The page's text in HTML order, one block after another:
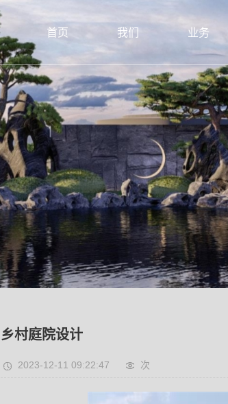
首页 我们 业务
乡村庭院设计
2023-12-11 09:22:47 次